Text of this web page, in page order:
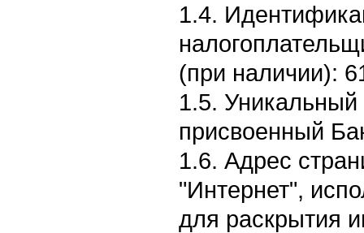
1.4.
(при наличии):
1.5. Уникальный
присвоенный
1.6. Адрес
"Интернет",
для раскрытия